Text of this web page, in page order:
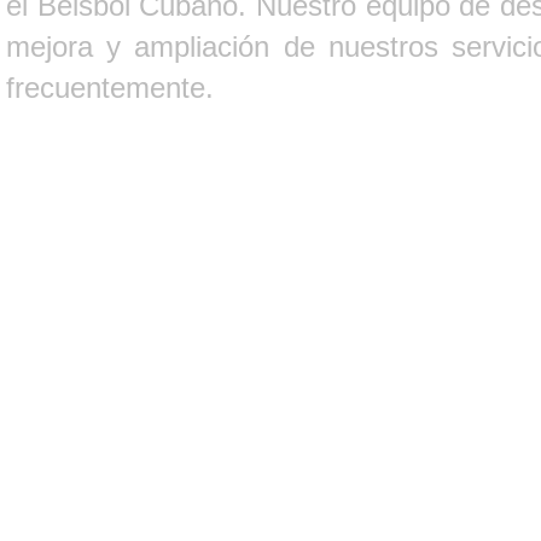
mejora y ampliación de nuestros
frecuentemente.